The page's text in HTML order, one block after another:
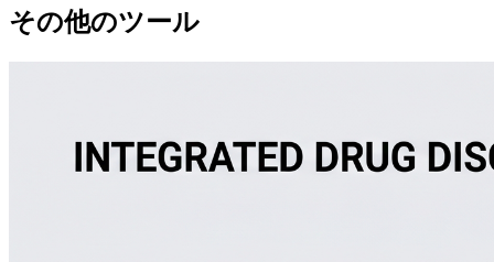
その他のツール